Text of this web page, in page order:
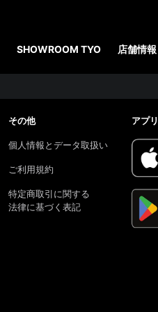
SHOWROOM TYO 店舗情報
その他
個人情報とデータ取扱い
ご利用規約
特定商取引に関する
法律に基づく表記
アプリ